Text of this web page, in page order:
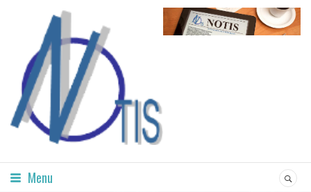
Menu